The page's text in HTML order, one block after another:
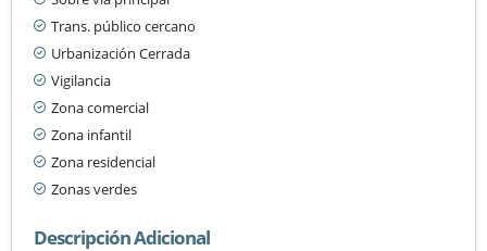
Trans. público cercano
Urbanización Cerrada
Vigilancia
Zona comercial
Zona infantil
Zona residencial
Zonas verdes
Descripción Adicional